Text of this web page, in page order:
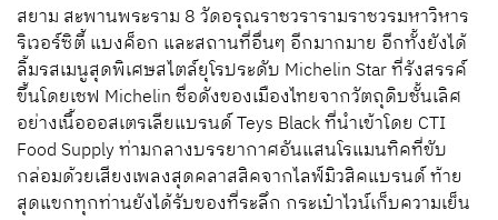
สยาม สะพานพระราม 8 วัดอรุณราชวรารามราชวรมหาวิหาร
ริเวอร์ซิตี้ แบงค็อก และสถานที่อื่นๆ อีกมากมาย อีกทั้งยังได้
ลิ้มรสเมนูสุดพิเศษสไตล์ยุโรประดับ Michelin Star ที่รังสรรค์
ขึ้นโดยเชฟ Michelin ชื่อดังของเมืองไทยจากวัตถุดิบชั้นเลิศ
อย่างเนื้อออสเตรเลียแบรนด์ Teys Black ที่นำเข้าโดย CTI
Food Supply ท่ามกลางบรรยากาศอันแสนโรแมนทิคที่ขับ
กล่อมด้วยเสียงเพลงสุดคลาสสิคจากไลฟ์มิวสิคแบรนด์ ท้าย
สุดแขกทุกท่านยังได้รับของที่ระลึก กระเป๋าไวน์เก็บความเย็น